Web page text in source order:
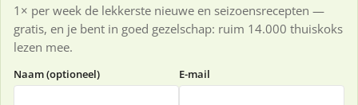
1× per week de lekkerste nieuwe en seizoensrecepten —
gratis, en je bent in goed gezelschap: ruim 14.000 thuiskoks
lezen mee.
Naam (optioneel) E-mail